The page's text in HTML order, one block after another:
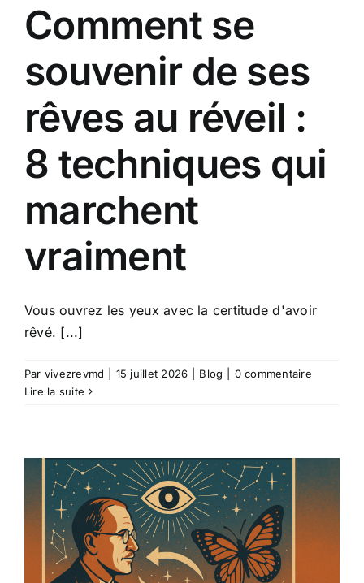
Comment se
souvenir de ses
rêves au réveil :
8 techniques qui
marchent
vraiment
Vous ouvrez les yeux avec la certitude d'avoir
rêvé. [...]
Par vivezrevmd 15 juillet 2026 Blog
0 commentaire
Lire la suite